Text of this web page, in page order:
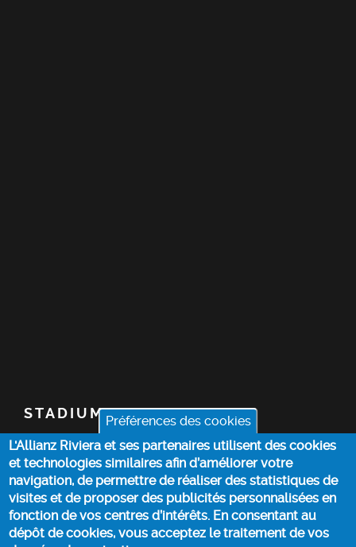
Préférences des cookies
L'Allianz Riviera et ses partenaires utilisent des cookies
et technologies similaires afin d’améliorer votre
navigation, de permettre de réaliser des statistiques de
visites et de proposer des publicités personnalisées en
fonction de vos centres d’intérêts. En consentant au
dépôt de cookies, vous acceptez le traitement de vos
STADIUM
TICKETS
TOP STORIES
PRACTICAL INFO